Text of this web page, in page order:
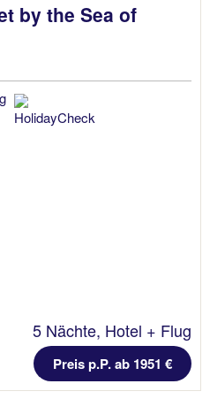
by the Sea of
5 Nächte, Hotel + Flug
Preis p.P. ab 1951 €